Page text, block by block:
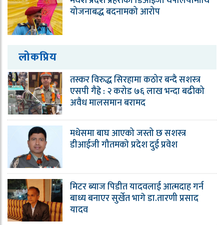
योजनाबद्ध बदनामको आरोप
लोकप्रिय
तस्कर विरुद्ध सिरहामा कठोर बन्दै सशस्त्र
एसपी गैह्रे : २ करोड ७६ लाख भन्दा बढीको
अवैध मालसमान बरामद
मधेसमा बाघ आएको जस्तो छ सशस्त्र
डीआईजी गौतमको प्रदेश दुई प्रवेश
मिटर ब्याज पिडीत यादवलाई आत्मदाह गर्न
बाध्य बनाएर सुर्खेत भागे डा.तारणी प्रसाद
यादव